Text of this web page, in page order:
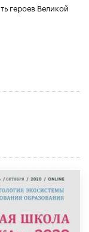
героев Великой